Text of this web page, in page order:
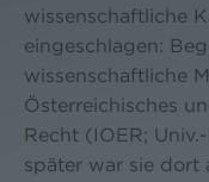
wissenschaftliche
eingeschlagen:
wissenschaftliche
Österreichisches
Recht (IOER;
später war sie dort